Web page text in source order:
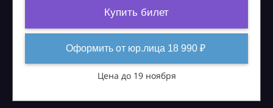
Купить билет
Оформить от юр.лица 18 990 ₽
Цена до 19 ноября